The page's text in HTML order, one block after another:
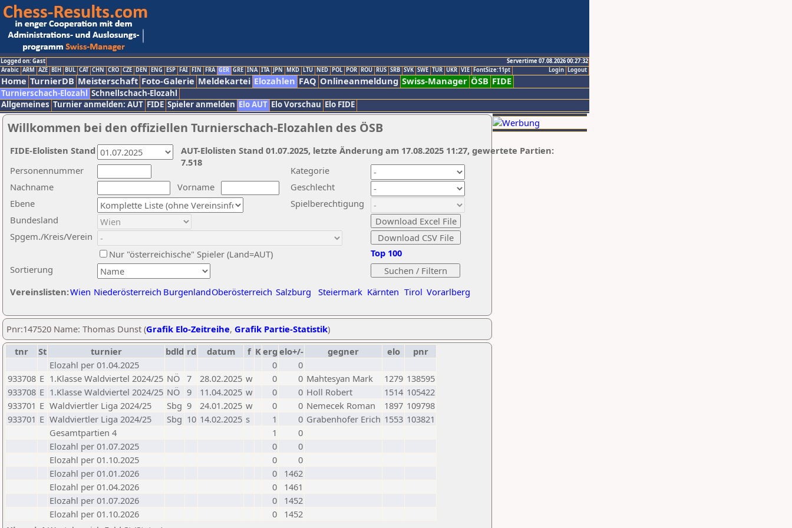
Logged on: Gast
Servertime 07.08.2026 00:27:32
Logout
Login
Arabic ARM AZE BIH BUL CAT CHN CRO CZE DEN ENG ESP FAI FIN FRA GER GRE INA ITA JPN MKD LTU NED POL POR ROU RUS SRB SVK SWE TUR UKR VIE FontSize:11pt
Home TurnierDB Meisterschaft Foto-Galerie Meldekartei Elozahlen FAQ Onlineanmeldung Swiss-Manager ÖSB FIDE
Turnierschach-Elozahl Schnellschach-Elozahl
Allgemeines Turnier anmelden: AUT FIDE Spieler anmelden Elo AUT Elo Vorschau Elo FIDE
Willkommen bei den offiziellen Turnierschach-Elozahlen des ÖSB
Nachname
Vorname
Ebene
Kategorie
Sortierung
Personennummer
Bundesland
Spgem./Kreis/Verein
Geschlecht
Nur "österreichische" Spieler (Land=AUT)
Spielberechtigung
Vereinslisten:Wien Niederösterreich BurgenlandOberösterreich Salzburg Steiermark Kärnten Tirol Vorarlberg
Top 100
AUT-Elolisten Stand 01.07.2025, letzte Änderung am 17.08.2025 11:27, gewertete Partien:
7.518
FIDE-Elolisten Stand
Pnr:147520 Name: Thomas Dunst (Grafik Elo-Zeitreihe, Grafik Partie-Statistik)
tnr
St turnier bdld rd datum f Kerg elo+/- gegner elo
pnr
Elozahl per 01.04.2025
0
0
933708 E 1.Klasse Waldviertel 2024/25 NÖ 7 28.02.2025 w 0 0 Mahtesyan Mark 1279 138595
933708 E 1.Klasse Waldviertel 2024/25 NÖ 9 11.04.2025 w 0 0 Holl Robert 1514 105422
933701 E Waldviertler Liga 2024/25 Sbg 9 24.01.2025 w 0 0 Nemecek Roman 1897 109798
933701 E Waldviertler Liga 2024/25 Sbg 10 14.02.2025 s 1 0 Grabenhofer Erich 1553 103821
Gesamtpartien 4
1
0
Elozahl per 01.07.2025
0
0
Elozahl per 01.10.2025
0
0
Elozahl per 01.01.2026
0
1462
Elozahl per 01.04.2026
0
1461
Elozahl per 01.07.2026
0
1452
Elozahl per 01.10.2026
0
1452